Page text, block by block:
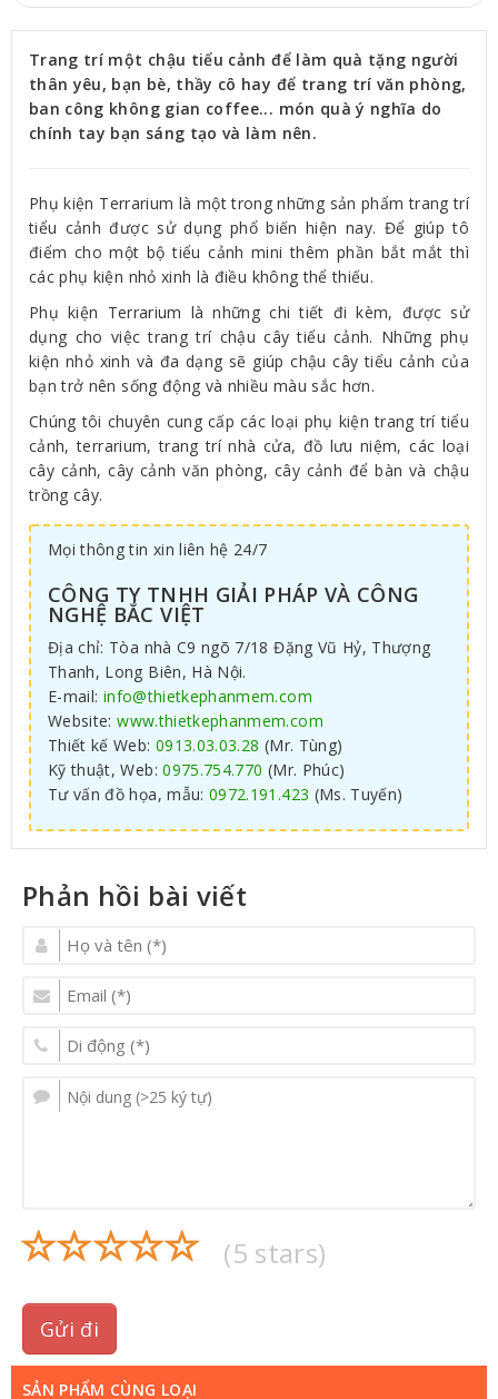
Trang trí một chậu tiểu cảnh để làm quà tặng người
thân yêu, bạn bè, thầy cô hay để trang trí văn phòng,
ban công không gian coffee... món quà ý nghĩa do
chính tay bạn sáng tạo và làm nên.
Phụ kiện Terrarium là một trong những sản phẩm trang trí
tiểu cảnh được sử dụng phổ biến hiện nay. Để giúp tô
điểm cho một bộ tiểu cảnh mini thêm phần bắt mắt thì
các phụ kiện nhỏ xinh là điều không thể thiếu.
Phụ kiện Terrarium là những chi tiết đi kèm, được sử
dụng cho việc trang trí chậu cây tiểu cảnh. Những phụ
kiện nhỏ xinh và đa dạng sẽ giúp chậu cây tiểu cảnh của
bạn trở nên sống động và nhiều màu sắc hơn.
Chúng tôi chuyên cung cấp các loại phụ kiện trang trí tiểu
cảnh, terrarium, trang trí nhà cửa, đồ lưu niệm, các loại
cây cảnh, cây cảnh văn phòng, cây cảnh để bàn và chậu
trồng cây.
Mọi thông tin xin liên hệ 24/7
CÔNG TY TNHH GIẢI PHÁP VÀ CÔNG
NGHỆ BẮC VIỆT
Địa chỉ: Tòa nhà C9 ngõ 7/18 Đặng Vũ Hỷ, Thượng
Thanh, Long Biên, Hà Nội.
E-mail: info@thietkephanmem.com
Website:www.thietkephanmem.com
Thiết kế Web: 0913.03.03.28 (Mr. Tùng)
Kỹ thuật, Web:0975.754.770 (Mr. Phúc)
Tư vấn đồ họa, mẫu:0972.191.423 (Ms. Tuyến)
Phản hồi bài viết
(5 stars)
Gửi đi
SẢN PHẨM CÙNG LOẠI